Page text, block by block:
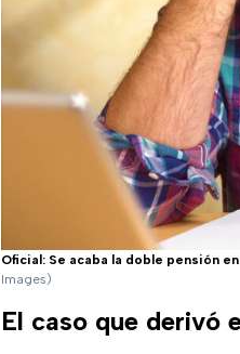
Oficial: Se acaba la doble pensión
Images)
El caso que derivó